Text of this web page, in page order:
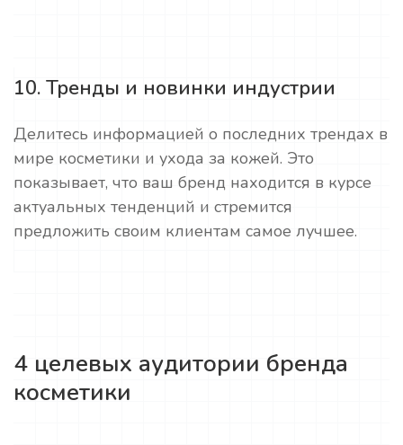
10. Тренды и новинки индустрии
Делитесь информацией о последних трендах в
мире косметики и ухода за кожей. Это
показывает, что ваш бренд находится в курсе
актуальных тенденций и стремится
предложить своим клиентам самое лучшее.
4 целевых аудитории бренда
косметики